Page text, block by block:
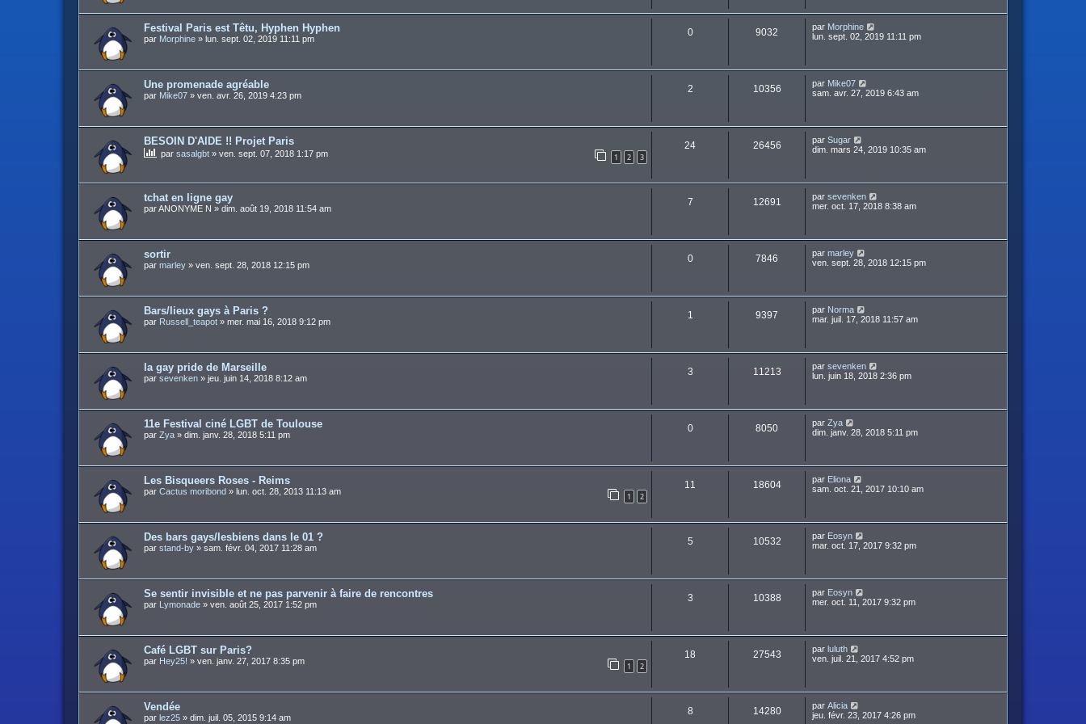
Festival Paris est Têtu, Hyphen Hyphen
par Morphine » lun. sept. 02, 2019 11:11 pm
0 9032 par Morphine
lun. sept. 02, 2019 11:11 pm
Une promenade agréable
par Mike07 » ven. avr. 26, 2019 4:23 pm
2 10356 par Mike07
sam. avr. 27, 2019 6:43 am
BESOIN D'AIDE !! Projet Paris
par sasalgbt » ven. sept. 07, 2018 1:17 pm 1 2 3
24 26456 par Sugar
dim. mars 24, 2019 10:35 am
tchat en ligne gay
parANONYME N » dim. août 19, 2018 11:54 am
7 12691 par sevenken
mer. oct. 17, 2018 8:38 am
sortir
par marley » ven. sept. 28, 2018 12:15 pm
0 7846 par marley
ven. sept. 28, 2018 12:15 pm
Bars/lieux gays à Paris ?
par Russell_teapot » mer. mai 16, 2018 9:12 pm
1 9397 par Norma
mar. juil. 17, 2018 11:57 am
la gay pride de Marseille
par sevenken » jeu. juin 14, 2018 8:12 am
3 11213 par sevenken
lun. juin 18, 2018 2:36 pm
11e Festival ciné LGBT de Toulouse
par Zya » dim. janv. 28, 2018 5:11 pm
0 8050 par Zya
dim. janv. 28, 2018 5:11 pm
Les Bisqueers Roses - Reims
par Cactus moribond » lun. oct. 28, 2013 11:13 am 1 2
11 18604 par Eliona
sam. oct. 21, 2017 10:10 am
Des bars gays/lesbiens dans le 01 ?
par stand-by » sam. févr. 04, 2017 11:28 am
5 10532 par Eosyn
mar. oct. 17, 2017 9:32 pm
Se sentir invisible et ne pas parvenir à faire de rencontres
par Lymonade » ven. août 25, 2017 1:52 pm
3 10388 par Eosyn
mer. oct. 11, 2017 9:32 pm
Café LGBT sur Paris?
par Hey25! » ven. janv. 27, 2017 8:35 pm 1 2
18 27543 par luluth
ven. juil. 21, 2017 4:52 pm
Vendée
par lez25 » dim. juil. 05, 2015 9:14 am
8 14280 par Alicia
jeu. févr. 23, 2017 4:26 pm